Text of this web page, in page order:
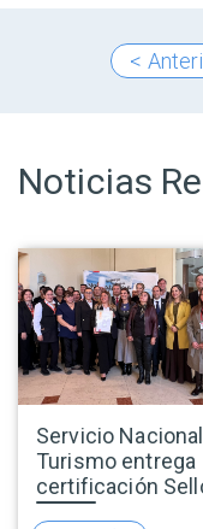
<
Noticias
Servicio
Turismo entrega
certificación
a Antay Casino